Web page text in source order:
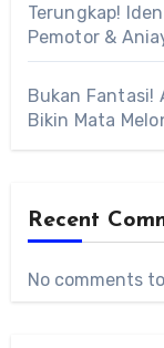
Terungkap!
Pemotor &
Bukan Fantasi!
Bikin Mata
Recent
No comments